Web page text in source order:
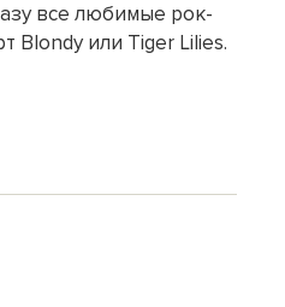
все любимые рок-
Blondy или Tiger Lilies.